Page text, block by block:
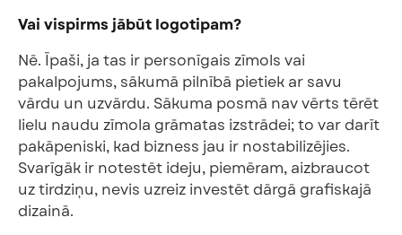
Vai vispirms jābūt logotipam?
Nē. Īpaši, ja tas ir personīgais zīmols vai
pakalpojums, sākumā pilnībā pietiek ar savu
vārdu un uzvārdu. Sākuma posmā nav vērts tērēt
lielu naudu zīmola grāmatas izstrādei; to var darīt
pakāpeniski, kad bizness jau ir nostabilizējies.
Svarīgāk ir notestēt ideju, piemēram, aizbraucot
uz tirdziņu, nevis uzreiz investēt dārgā grafiskajā
dizainā.